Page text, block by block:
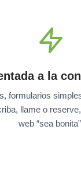
a la
formularios
llame o
web “sea